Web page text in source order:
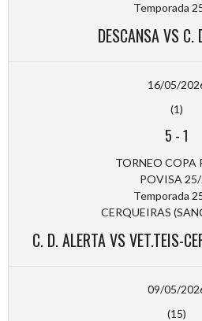
Temporada
DESCANSA VS C.
16/05/
(1)
5 -1
TORNEO COPA
POVISA
Temporada
CERQUEIRAS
C. D. ALERTA VS VET.TEIS-
09/05/
(15)